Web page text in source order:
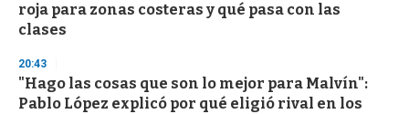
roja para zonas costeras y qué pasa con las
clases
20:43
"Hago las cosas que son lo mejor para Malvín":
Pablo López explicó por qué eligió rival en los